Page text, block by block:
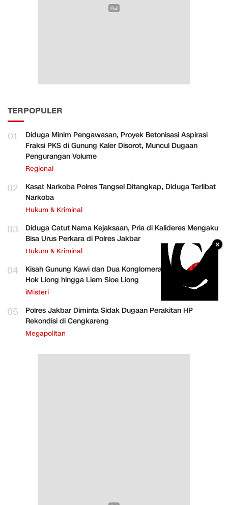
TERPOPULER
01
Diduga Minim Pengawasan, Proyek Betonisasi Aspirasi
Fraksi PKS di Gunung Kaler Disorot, Muncul Dugaan
Pengurangan Volume
Regional
02
Kasat Narkoba Polres Tangsel Ditangkap, Diduga Terlibat
Narkoba
Hukum & Kriminal
03
Diduga Catut Nama Kejaksaan, Pria di Kalideres Mengaku
Bisa Urus Perkara di Polres Jakbar
Hukum & Kriminal
04
Kisah Gunung Kawi dan Dua Konglomerat Indonesia Ong
Hok Liong hingga Liem Sioe Liong
iMisteri
05
Polres Jakbar Diminta Sidak Dugaan Perakitan HP
Rekondisi di Cengkareng
Megapolitan
×